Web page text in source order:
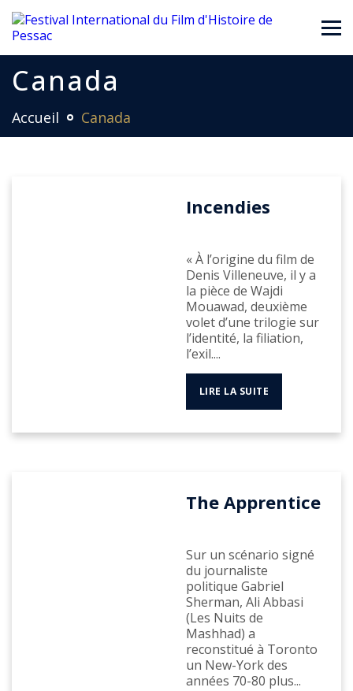
Canada
Accueil Canada
Incendies
« À l’origine du film de
Denis Villeneuve, il y a
la pièce de Wajdi
Mouawad, deuxième
volet d’une trilogie sur
l’identité, la filiation,
l’exil....
LIRE LA SUITE
The Apprentice
Sur un scénario signé
du journaliste
politique Gabriel
Sherman, Ali Abbasi
(Les Nuits de
Mashhad) a
reconstitué à Toronto
un New-York des
années 70-80 plus...